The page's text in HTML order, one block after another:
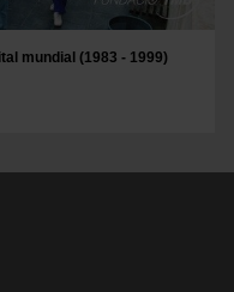
mundial (1983 - 1999)